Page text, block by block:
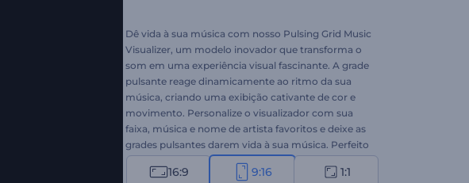
Dê vida à sua música com nosso Pulsing Grid Music
Visualizer, um modelo inovador que transforma o
som em uma experiência visual fascinante. A grade
pulsante reage dinamicamente ao ritmo da sua
música, criando uma exibição cativante de cor e
movimento. Personalize o visualizador com sua
faixa, música e nome de artista favoritos e deixe as
grades pulsantes darem vida à sua música. Perfeito
para DJs, produtores musicais ou músicos que
desejam melhorar sua presença musical. Tente
16:9 9:16 1:1